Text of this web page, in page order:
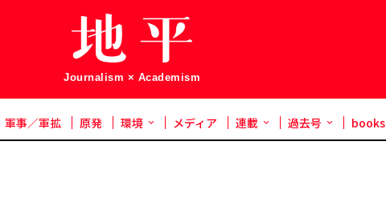
Journalism × Academism
軍事／軍拡 原発 環境 メディア 連載 過去号 books